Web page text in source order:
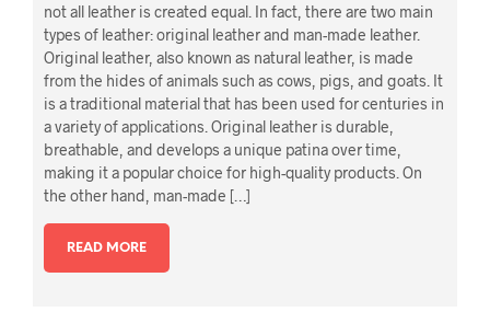
not all leather is created equal. In fact, there are two main
types of leather: original leather and man-made leather.
Original leather, also known as natural leather, is made
from the hides of animals such as cows, pigs, and goats. It
is a traditional material that has been used for centuries in
a variety of applications. Original leather is durable,
breathable, and develops a unique patina over time,
making it a popular choice for high-quality products. On
the other hand, man-made […]
READ MORE